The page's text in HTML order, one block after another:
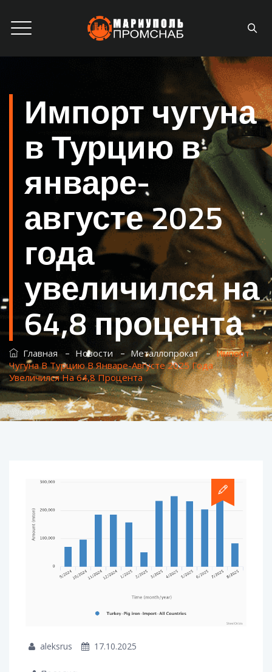
Импорт чугуна
в Турцию в
январе-
августе 2025
года
увеличился на
64,8 процента
Главная – Новости – Металлопрокат–Импорт
Чугуна В Турцию В Январе-Августе 2025 Года
Увеличился На 64,8 Процента
aleksrus 17.10.2025